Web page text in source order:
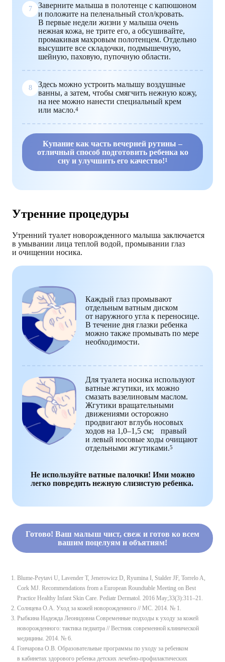
7
Заверните малыша в полотенце с капюшоном
и положите на пеленальный стол/кровать.
В первые недели жизни у малыша очень
нежная кожа, не трите его, а обсушивайте,
промакивая махровым полотенцем. Отдельно
высушите все складочки, подмышечную,
шейную, паховую, пупочную области.
8
Здесь можно устроить малышу воздушные
ванны, а затем, чтобы смягчить нежную кожу,
на нее можно нанести специальный крем
или масло.4
Купание как часть вечерней рутины –
отличный способ подготовить ребенка ко
сну и улучшить его качество!1
Утренние процедуры
Утренний туалет новорожденного малыша заключается
в умывании лица теплой водой, промывании глаз
и очищении носика.
Каждый глаз промывают
отдельным ватным диском
от наружного угла к переносице.
В течение дня глазки ребенка
можно также промывать по мере
необходимости.
Для туалета носика используют
ватные жгутики, их можно
смазать вазелиновым маслом.
Жгутики вращательными
движениями осторожно
продвигают вглубь носовых
ходов на 1,0–1,5 см; правый
и левый носовые ходы очищают
отдельными жгутиками.5
Не используйте ватные палочки! Ими можно
легко повредить нежную слизистую ребенка.
Готово! Ваш малыш чист, свеж и готов ко всем
вашим поцелуям и объятиям!
Blume-Peytavi U, Lavender T, Jenerowicz D, Ryumina I, Stalder JF, Torrelo A,
Cork MJ. Recommendations from a European Roundtable Meeting on Best
Practice Healthy Infant Skin Care. Pediatr Dermatol. 2016 May;33(3):311–21.
Cолнцева О.А. Уход за кожей новорожденного // МС. 2014. № 1.
Рыбкина Надежда Леонидовна Современные подходы к уходу за кожей
новорожденного: тактика педиатра // Вестник современной клинической
медицины. 2014. № 6.
Гончарова О.В. Образовательные программы по уходу за ребенком
в кабинетах здорового ребенка детских лечебно-профилактических